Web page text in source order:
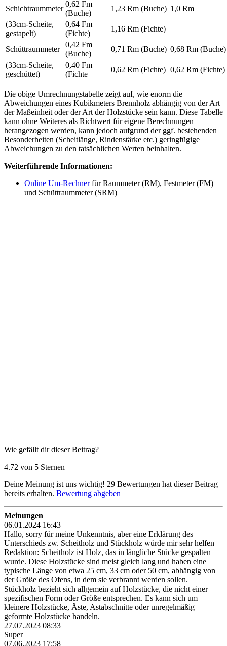
Schichtraummeter
0,62 Fm
(Buche)
1,23 Rm (Buche) 1,0 Rm
(33cm-Scheite,
gestapelt)
0,64 Fm
(Fichte)
1,16 Rm (Fichte)
Schüttraummeter
0,42 Fm
(Buche)
0,71 Rm (Buche) 0,68 Rm (Buche)
(33cm-Scheite,
geschüttet)
0,40 Fm
(Fichte
0,62 Rm (Fichte) 0,62 Rm (Fichte)
Die obige Umrechnungstabelle zeigt auf, wie enorm die
Abweichungen eines Kubikmeters Brennholz abhängig von der Art
der Maßeinheit oder der Art der Holzstücke sein kann. Diese Tabelle
kann ohne Weiteres als Richtwert für eigene Berechnungen
herangezogen werden, kann jedoch aufgrund der ggf. bestehenden
Besonderheiten (Scheitlänge, Rindenstärke etc.) geringfügige
Abweichungen zu den tatsächlichen Werten beinhalten.
Weiterführende Informationen:
Online Um-Rechnerfür Raummeter (RM), Festmeter (FM)
und Schüttraummeter (SRM)
Wie gefällt dir dieser Beitrag?
4.72 von 5 Sternen
Deine Meinung ist uns wichtig! 29 Bewertungen hat dieser Beitrag
bereits erhalten. Bewertung abgeben
Meinungen
06.01.2024 16:43
Hallo, sorry für meine Unkenntnis, aber eine Erklärung des
Unterschieds zw. Scheitholz und Stückholz würde mir sehr helfen
Redaktion: Scheitholz ist Holz, das in längliche Stücke gespalten
wurde. Diese Holzstücke sind meist gleich lang und haben eine
typische Länge von etwa 25 cm, 33 cm oder 50 cm, abhängig von
der Größe des Ofens, in dem sie verbrannt werden sollen.
Stückholz bezieht sich allgemein auf Holzstücke, die nicht einer
spezifischen Form oder Größe entsprechen. Es kann sich um
kleinere Holzstücke, Äste, Astabschnitte oder unregelmäßig
geformte Holzstücke handeln.
27.07.2023 08:33
Super
07.06.2023 17:58